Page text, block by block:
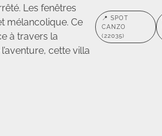
Les fenêtres
mélancolique. Ce
à travers la
cette villa
📍 SPOT
CANZO
(22035)